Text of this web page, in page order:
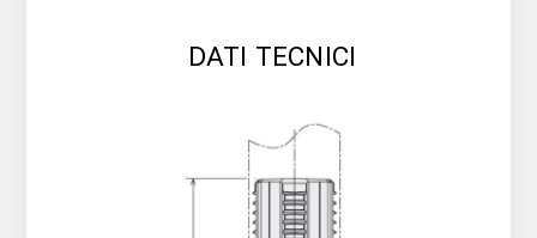
DATI TECNICI